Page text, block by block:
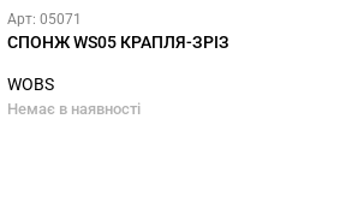
Арт: 05071
СПОНЖ WS05 КРАПЛЯ-ЗРІЗ
WOBS
Немає в наявності